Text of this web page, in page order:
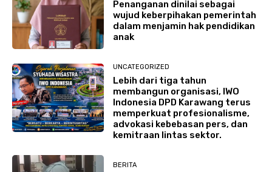
Penanganan dinilai sebagai
wujud keberpihakan pemerintah
dalam menjamin hak pendidikan
anak
UNCATEGORIZED
Lebih dari tiga tahun
membangun organisasi, IWO
Indonesia DPD Karawang terus
memperkuat profesionalisme,
advokasi kebebasan pers, dan
kemitraan lintas sektor.
BERITA